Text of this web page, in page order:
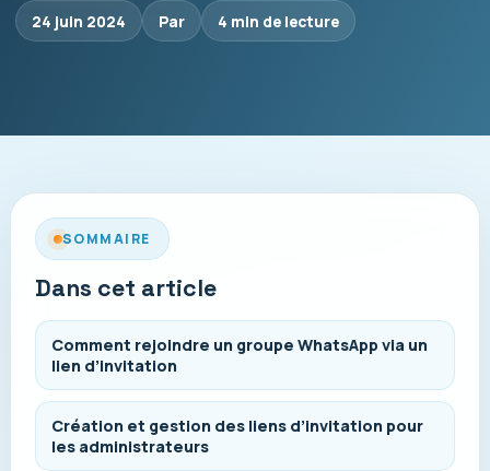
24 juin 2024 Par 4 min de lecture
SOMMAIRE
Dans cet article
Comment rejoindre un groupe WhatsApp via un
lien d’invitation
Création et gestion des liens d’invitation pour
les administrateurs